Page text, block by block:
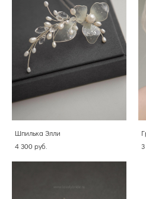
Шпилька Элли
4 300 pуб.